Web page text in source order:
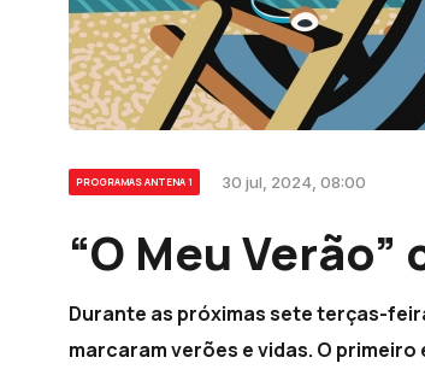
PROGRAMAS ANTENA 1 30 jul, 2024, 08:00
“O Meu
Durante as próximas sete terças-
marcaram verões e vidas. O